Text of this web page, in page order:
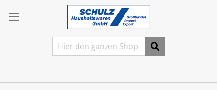
zum
Inhalt
Suche
Anmelden
Ein
freischalten
Ein